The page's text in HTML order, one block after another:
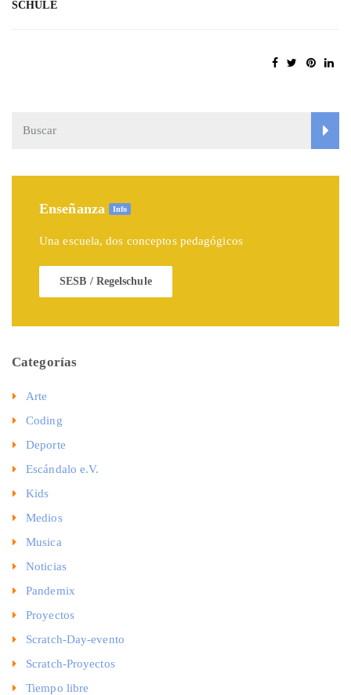
SCHULE
Enseñanza Info
Una escuela, dos conceptos pedagógicos
SESB / Regelschule
Categorías
Arte
Coding
Deporte
Escándalo e.V.
Kids
Medios
Musica
Noticias
Pandemix
Proyectos
Scratch-Day-evento
Scratch-Proyectos
Tiempo libre